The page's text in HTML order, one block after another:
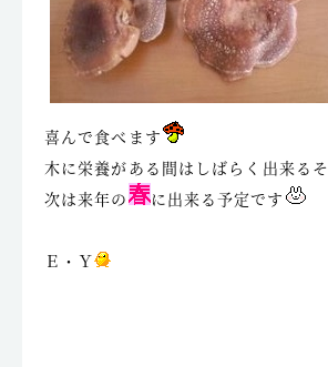
喜んで食べます
木に栄養がある間はしばらく出来るそ
次は来年の
に出来る予定です
Ｅ・Ｙ